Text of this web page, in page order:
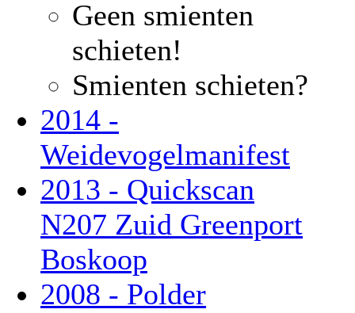
Geen smienten
schieten!
Smienten schieten?
2014 -
Weidevogelmanifest
2013 - Quickscan
N207 Zuid Greenport
Boskoop
2008 - Polder